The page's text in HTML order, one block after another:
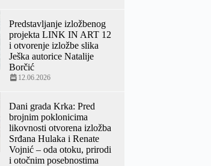
Predstavljanje izložbenog
projekta LINK IN ART 12
i otvorenje izložbe slika
Ješka autorice Natalije
Borčić
12.06.2026
Dani grada Krka: Pred
brojnim poklonicima
likovnosti otvorena izložba
Srđana Hulaka i Renate
Vojnić – oda otoku, prirodi
i otočnim posebnostima